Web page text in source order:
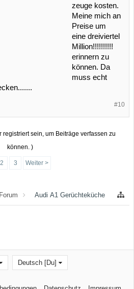
zeuge kosten.
Meine mich an
Preise um
eine dreiviertel
Million!!!!!!!!!!
erinnern zu
können. Da
muss echt
#10
sein, um Beiträge verfassen zu
können. )
2 3 Weiter >
Audi A1 Gerüchteküche
Deutsch [Du]